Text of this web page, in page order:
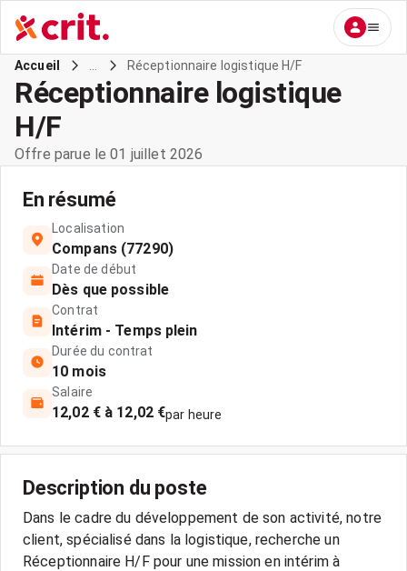
Accueil Réceptionnaire logistique H/F
Réceptionnaire logistique
H/F
Offre parue le 01 juillet 2026
En résumé
Localisation
Compans (77290)
Date de début
Dès que possible
Contrat
Intérim - Temps plein
Durée du contrat
10 mois
Salaire
12,02 € à 12,02 €par heure
Description du poste
Dans le cadre du développement de son activité, notre
client, spécialisé dans la logistique, recherche un
Réceptionnaire H/F pour une mission en intérim à